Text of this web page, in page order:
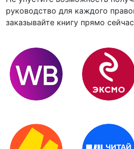
руководство для каждого
заказывайте книгу прямо